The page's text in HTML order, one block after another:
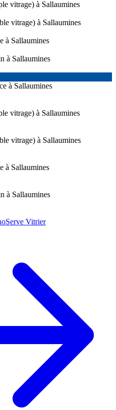
vitrage) à Sallaumines
vitrage) à Sallaumines
à Sallaumines
à Sallaumines
à Sallaumines
vitrage) à Sallaumines
vitrage) à Sallaumines
à Sallaumines
à Sallaumines
Vitrier